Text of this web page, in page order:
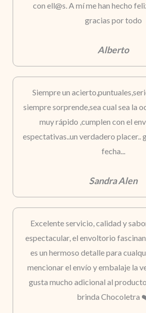
con ell@s. A mí me han hecho
gracias por todo
Alberto
Siempre un
siempre sorprende,sea cual sea la
muy rápido ,cumplen con el
espectativas..un verdadero placer..
fecha...
Sandra Alen
Excelente servicio, calidad y
espectacular, el envoltorio
es un hermoso detalle para
mencionar el envío y embalaje la
gusta mucho adicional al
brinda Chocoletra